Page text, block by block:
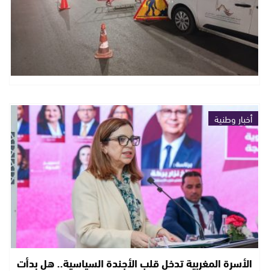
أخبار وطنية
الأسرة المغربية تدخل قلب الأجندة السياسية.. هل بدأت